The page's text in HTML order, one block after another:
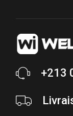
+213